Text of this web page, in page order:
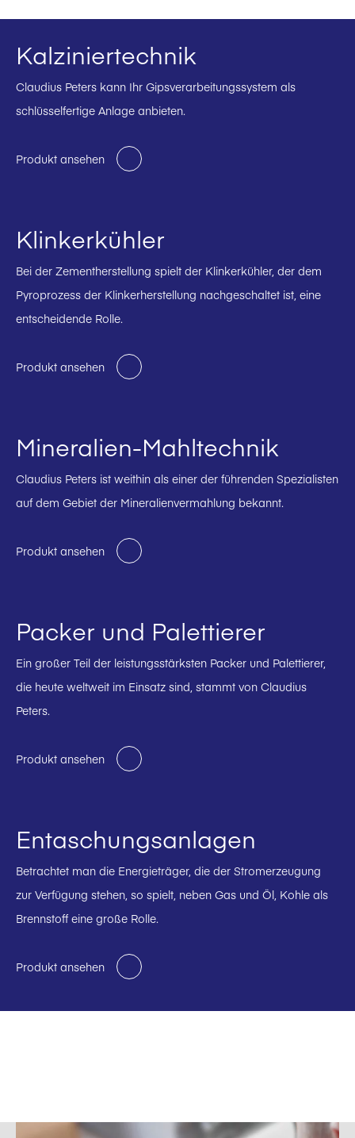
Kalziniertechnik
Claudius Peters kann Ihr Gipsverarbeitungssystem als
schlüsselfertige Anlage anbieten.
Produkt ansehen
Klinkerkühler
Bei der Zementherstellung spielt der Klinkerkühler, der dem
Pyroprozess der Klinkerherstellung nachgeschaltet ist, eine
entscheidende Rolle.
Produkt ansehen
Mineralien-Mahltechnik
Claudius Peters ist weithin als einer der führenden Spezialisten
auf dem Gebiet der Mineralienvermahlung bekannt.
Produkt ansehen
Packer und Palettierer
Ein großer Teil der leistungsstärksten Packer und Palettierer,
die heute weltweit im Einsatz sind, stammt von Claudius
Peters.
Produkt ansehen
Entaschungsanlagen
Betrachtet man die Energieträger, die der Stromerzeugung
zur Verfügung stehen, so spielt, neben Gas und Öl, Kohle als
Brennstoff eine große Rolle.
Produkt ansehen